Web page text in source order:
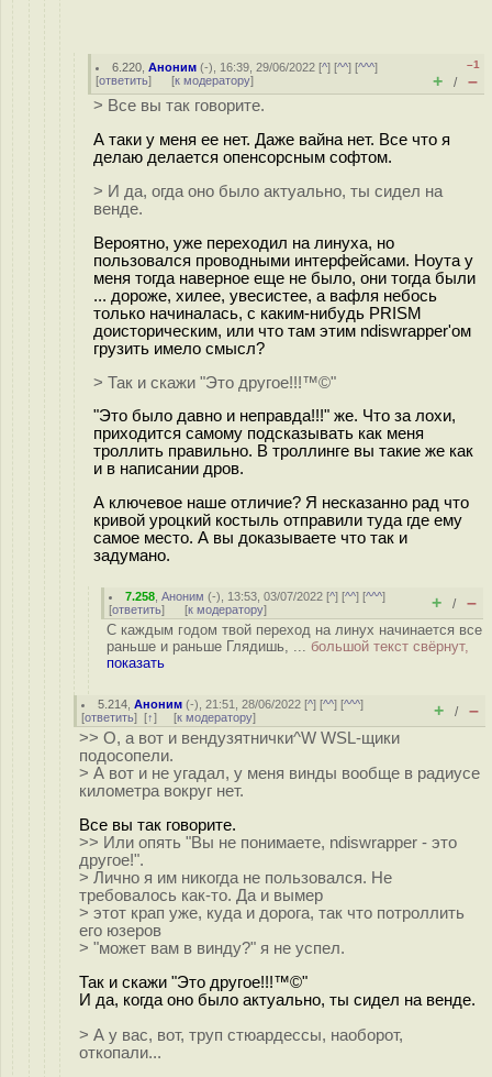
6.220 ,Аноним (-), 16:39, 29/06/2022 [^] [^^] [^^^]
[ответить] [к модератору]
–1
+ / –
> Все вы так говорите.
А таки у меня ее нет. Даже вайна нет. Все что я
делаю делается опенсорсным софтом.
> И да, огда оно было актуально, ты сидел на
венде.
Вероятно, уже переходил на линуха, но
пользовался проводными интерфейсами. Ноута у
меня тогда наверное еще не было, они тогда были
... дороже, хилее, увесистее, а вафля небось
только начиналась, с каким-нибудь PRISM
доисторическим, или что там этим ndiswrapper'ом
грузить имело смысл?
> Так и скажи "Это другое!!!™©"
"Это было давно и неправда!!!" же. Что за лохи,
приходится самому подсказывать как меня
троллить правильно. В троллинге вы такие же как
и в написании дров.
А ключевое наше отличие? Я несказанно рад что
кривой уроцкий костыль отправили туда где ему
самое место. А вы доказываете что так и
задумано.
7.258 ,Аноним (-), 13:53, 03/07/2022 [^] [^^] [^^^]
[ответить] [к модератору] + / –
С каждым годом твой переход на линух начинается все
раньше и раньше Глядишь, ... большой текст свёрнут,
показать
5.214 ,Аноним (-), 21:51, 28/06/2022 [^] [^^] [^^^]
[ответить] [↑] [к модератору] + / –
>> О, а вот и вендузятнички^W WSL-щики
подосопели.
> А вот и не угадал, у меня винды вообще в радиусе
километра вокруг нет.
Все вы так говорите.
>> Или опять "Вы не понимаете, ndiswrapper - это
другое!".
> Лично я им никогда не пользовался. Не
требовалось как-то. Да и вымер
> этот крап уже, куда и дорога, так что потроллить
его юзеров
> "может вам в винду?" я не успел.
Так и скажи "Это другое!!!™©"
И да, когда оно было актуально, ты сидел на венде.
> А у вас, вот, труп стюардессы, наоборот,
откопали...